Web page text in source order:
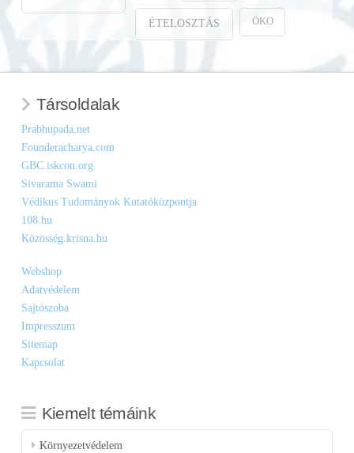
ÉTELOSZTÁS ÖKO
Társoldalak
Prabhupada.net
Founderacharya.com
GBC.iskcon.org
Sivarama Swami
Védikus Tudományok Kutatóközpontja
108.hu
Közösség.krisna.hu
Webshop
Adatvédelem
Sajtószoba
Impresszum
Sitemap
Kapcsolat
Kiemelt témáink
Környezetvédelem